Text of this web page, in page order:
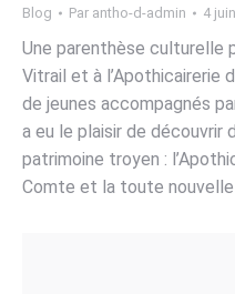
Blog Par antho-d-admin 4
Une parenthèse culturelle
Vitrail et à l’Apothicairerie
de jeunes accompagnés
a eu le plaisir de découvrir
patrimoine troyen :
Comte et la toute nouvelle